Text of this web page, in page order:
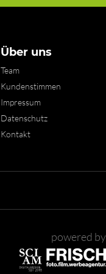
Über uns
Team
Kundenstimmen
Impressum
Datenschutz
Kontakt
powered by